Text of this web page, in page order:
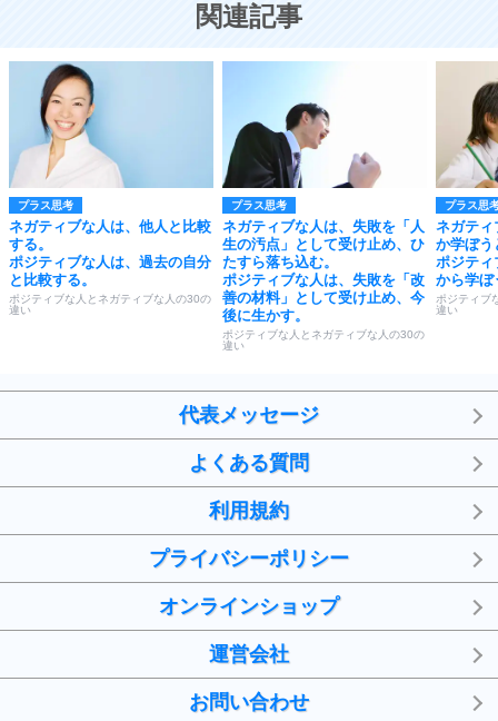
関連記事
プラス思考
ネガティブな人は、他人と比較
する。
ポジティブな人は、過去の自分
と比較する。
ポジティブな人とネガティブな人の30の
違い
プラス思考
ネガティブな人は、失敗を「人
生の汚点」として受け止め、ひ
たすら落ち込む。
ポジティブな人は、失敗を「改
善の材料」として受け止め、今
後に生かす。
ポジティブな人とネガティブな人の30の
違い
プラス思
ネガティ
か学ぼう
ポジティ
から学ぼ
ポジティブ
違い
代表メッセージ
よくある質問
利用規約
プライバシーポリシー
オンラインショップ
運営会社
お問い合わせ